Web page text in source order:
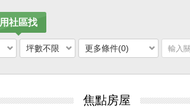
用社區找
坪數不限 更多條件(0)
焦點房屋